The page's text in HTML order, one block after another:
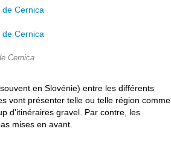
Cernica
en Slovénie) entre les différents
vont présenter telle ou telle région comme
d'itinéraires gravel. Par contre, les
mises en avant.